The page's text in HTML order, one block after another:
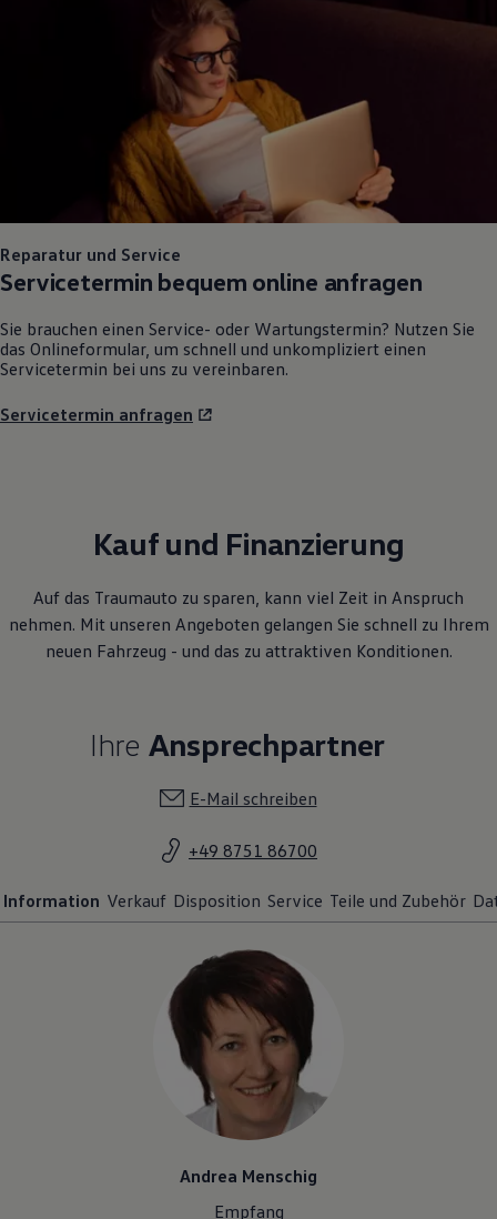
Reparatur und Service
Servicetermin bequem online anfragen
Sie brauchen einen Service- oder Wartungstermin? Nutzen Sie
das Onlineformular, um schnell und unkompliziert einen
Servicetermin bei uns zu vereinbaren.
Servicetermin anfragen
Kauf und Finanzierung
Auf das Traumauto zu sparen, kann viel Zeit in Anspruch
nehmen. Mit unseren Angeboten gelangen Sie schnell zu Ihrem
neuen Fahrzeug - und das zu attraktiven Konditionen.
Ihre Ansprechpartner
E-Mail schreiben
+49 8751 86700
Information Verkauf Disposition Service Teile und Zubehör
Andrea Menschig
Empfang